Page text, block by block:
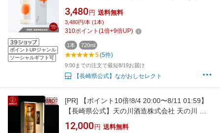
ポイントUPジャンル
ソーシャルギフト可
樽熟成 化粧箱入 720ml | お祝い返し お返し 退
職祝い お祝い 結婚内祝い 結婚祝い 還暦祝い 出
産内祝い お酒 ギフト \
3,480 円 送料無料
3,480円/本 (1本)
310ポイント (1倍+9倍UP)
1本 720ml
5(5件)
9:00までの注文で最短8/19お届け
【長崎県公式】ながおしセレクト
[PR]
【ポイント10倍!8/4 20:00〜8/11 01:59】
【長崎県公式】天の川酒造株式会社 天の川 ベ
リーオールド 720ml
12,000 円 送料無料